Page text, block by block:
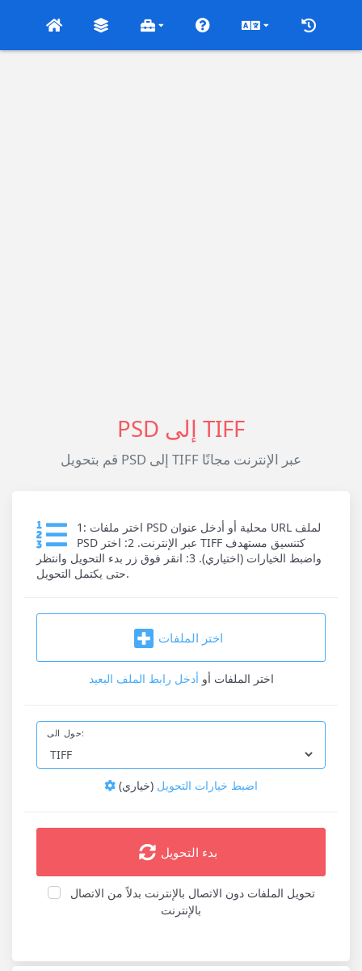
PSD إلى TIFF
قم بتحويل PSD إلى TIFF عبر الإنترنت مجانًا
1: اختر ملفات PSD محلية أو أدخل عنوان URL لملف
PSD عبر الإنترنت. 2: اختر TIFF كتنسيق مستهدف
واضبط الخيارات (اختياري). 3: انقر فوق زر بدء التحويل وانتظر
حتى يكتمل التحويل.
اختر الملفات
اختر الملفات أو أدخل رابط الملف البعيد
حول الى:
اضبط خيارات التحويل (خياري)
بدء التحويل
تحويل الملفات دون الاتصال بالإنترنت بدلاً من الاتصال
بالإنترنت